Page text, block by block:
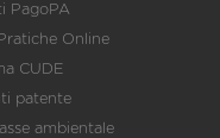
PagoPA
Online
CUDE
patente
ambientale